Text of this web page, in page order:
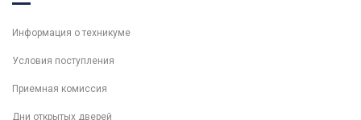
Информация о техникуме
Условия поступления
Приемная комиссия
Дни открытых дверей